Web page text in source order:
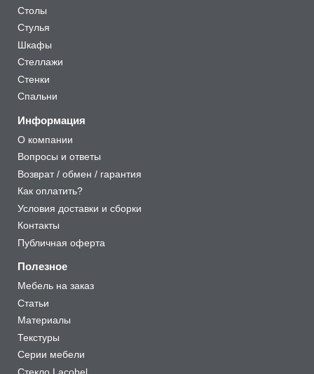
Столы
Стулья
Шкафы
Стеллажи
Стенки
Спальни
Информация
О компании
Вопросы и ответы
Возврат / обмен / гарантия
Как оплатить?
Условия доставки и сборки
Контакты
Публичная оферта
Полезное
Мебель на заказ
Статьи
Материалы
Текстуры
Серии мебели
Стекло Lacobel